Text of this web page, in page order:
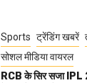
Sports ट्रेंडिंग खबरें
सोशल मीडिया वायरल
RCB के सिर सजा